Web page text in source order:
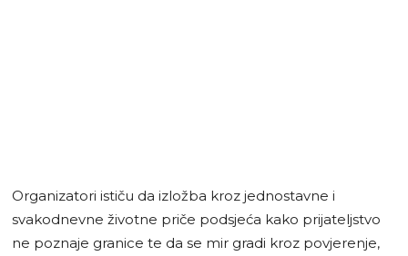
Organizatori ističu da izložba kroz jednostavne i
svakodnevne životne priče podsjeća kako prijateljstvo
ne poznaje granice te da se mir gradi kroz povjerenje,